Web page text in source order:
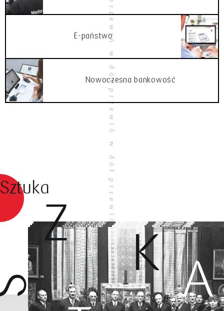
E-państwo
Nowoczesna bankowość
Sztuka